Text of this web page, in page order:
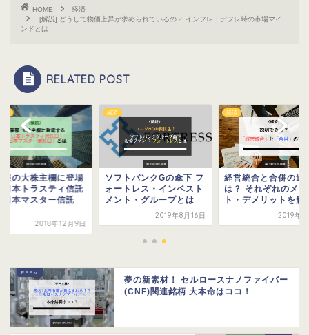
HOME
経済
[解説] どうして物価上昇が求められているの？ インフレ・デフレ時の市場マイ
ンドとは
RELATED POST
報の大株主欄に登場
日本トラスティ信託
日本マスター信託
2018年12月9日
経済
ソフトバンクGの傘下 フ
ォートレス・インベスト
メント・グループとは
2019年8月16日
経済
経営統合と合併の違
は？ それぞれのメリ
ト・デメリットを解
2019年6
夢の新素材！ セルロースナノファイバー
(CNF)関連銘柄 大本命はココ！